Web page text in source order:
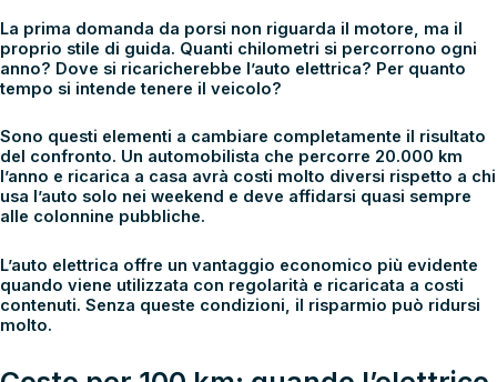
La prima domanda da porsi non riguarda il motore, ma il
proprio stile di guida. Quanti chilometri si percorrono ogni
anno? Dove si ricaricherebbe l’auto elettrica? Per quanto
tempo si intende tenere il veicolo?
Sono questi elementi a cambiare completamente il risultato
del confronto. Un automobilista che percorre 20.000 km
l’anno e ricarica a casa avrà costi molto diversi rispetto a chi
usa l’auto solo nei weekend e deve affidarsi quasi sempre
alle colonnine pubbliche.
L’auto elettrica offre un vantaggio economico più evidente
quando viene utilizzata con regolarità e ricaricata a costi
contenuti. Senza queste condizioni, il risparmio può ridursi
molto.